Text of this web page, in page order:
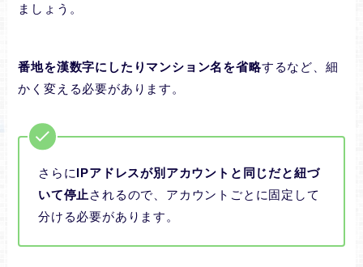
ましょう。
番地を漢数字にしたりマンション名を省略するなど、細
かく変える必要があります。
さらにIPアドレスが別アカウントと同じだと紐づ
いて停止 されるので、アカウントごとに固定して
分ける必要があります。